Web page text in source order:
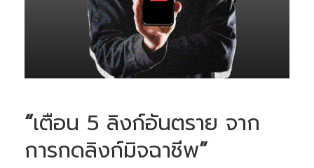
“เตือน 5 ลิงก์อันตราย จาก
การกดลิงก์มิจฉาชีพ”